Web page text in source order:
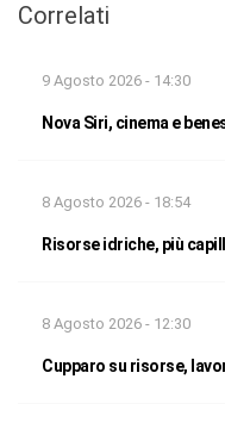
Correlati
9 Agosto 2026 - 14:30
Nova Siri, cinema e
8 Agosto 2026 - 18:54
Risorse idriche, più
8 Agosto 2026 - 12:30
Cupparo su risorse,